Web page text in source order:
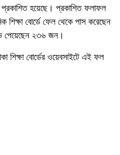
প্রকাশিত হয়েছে। প্রকাশিত ফলাফল
শিক্ষা বোর্ডে ফেল থেকে পাস করেছেন
পেয়েছেন ২৩৬ জন।
শিক্ষা বোর্ডের ওয়েবসাইটে এই ফল